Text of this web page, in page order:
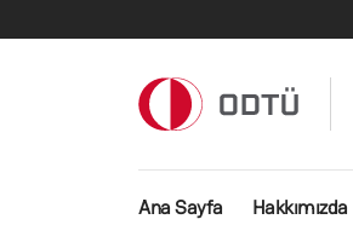
Ana gezinti
Ana Sayfa Hakkımızda